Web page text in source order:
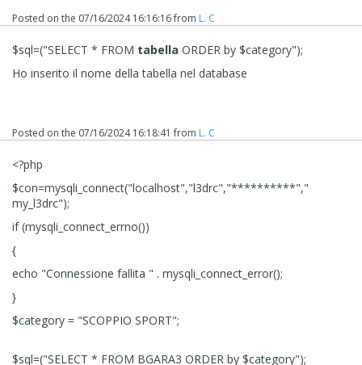
della tabella che ho usato: nome titolare
chiusurapomeriggio sono presenti solo 4 record, ed
così puoi vedere che funziona.
ho verificato tutti i parametri non riesco a capire cosa non
Posted on the 07/16/2024 16:16:16from L. C
$sql=("SELECT * FROM tabella ORDER by $category");
Ho inserito il nome della tabella nel database
Posted on the 07/16/2024 16:18:41 from L. C
<?php
$con=mysqli_connect("localhost","l3drc","**********","
my_l3drc");
if (mysqli_connect_errno())
{
echo "Connessione fallita " . mysqli_connect_error();
}
$category = "SCOPPIO SPORT";
$sql=("SELECT * FROM BGARA3 ORDER by $category");